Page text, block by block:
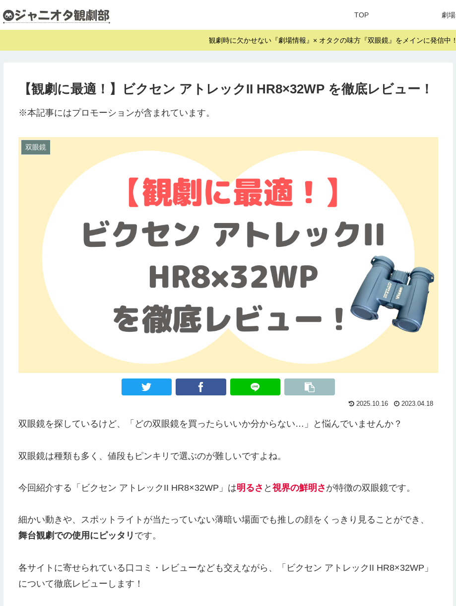
TOP 劇場
観劇時に欠かせない『劇場情報』× オタクの味方『双眼鏡』をメインに発信中！
【観劇に最適！】ビクセン アトレックII HR8×32WP を徹底レビュー！
※本記事にはプロモーションが含まれています。
双眼鏡
2025.10.16 2023.04.18
双眼鏡を探しているけど、「どの双眼鏡を買ったらいいか分からない…」と悩んでいませんか？
双眼鏡は種類も多く、値段もピンキリで選ぶのが難しいですよね。
今回紹介する「ビクセン アトレックII HR8×32WP」は明るさ と 視界の鮮明さ が特徴の双眼鏡です。
細かい動きや、スポットライトが当たっていない薄暗い場面でも推しの顔をくっきり見ることができ、
舞台観劇での使用にピッタリ です。
各サイトに寄せられている口コミ・レビューなども交えながら、「ビクセン アトレックII HR8×32WP」
について徹底レビューします！